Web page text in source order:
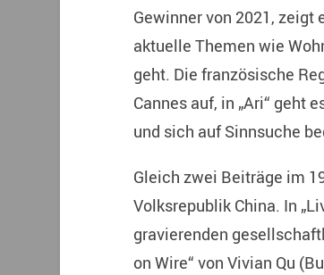
Gewinner von 2021, zeigt
aktuelle Themen wie
geht. Die französische
Cannes auf, in „Ari“ geht
und sich auf Sinnsuche
Gleich zwei Beiträge im
Volksrepublik China. In
gravierenden
on Wire“ von Vivian Qu